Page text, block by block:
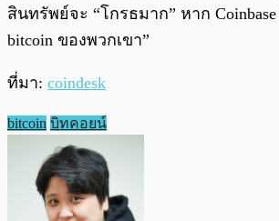
สินทรัพย์จะ “โกรธมาก” หาก
bitcoin ของพวกเขา”
ที่มา: coindesk
bitcoin บิทคอยน์